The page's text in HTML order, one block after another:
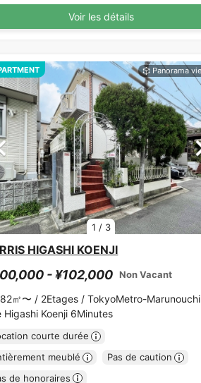
Voir les détails
1 / 3
HIGASHI KOENJI
- ¥102,000 Non Vacant
㎡〜 / 2Etages /TokyoMetro-Marunouchi
Higashi Koenji 6Minutes
courte durée
meublé
Pas de caution
de honoraires